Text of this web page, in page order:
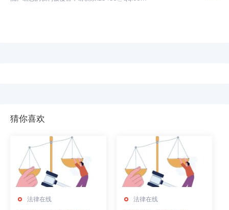
猜你喜欢
法律在线 法律在线